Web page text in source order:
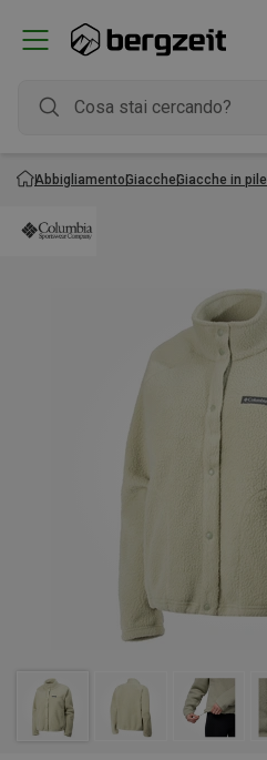
AbbigliamentoGiaccheGiacche in pile